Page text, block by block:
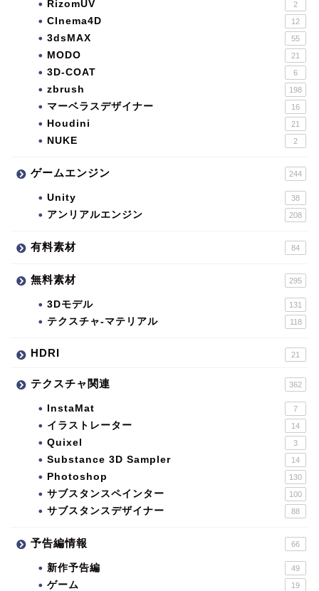
RizomUV 2
CInema4D 12
3dsMAX 55
MODO 21
3D-COAT 6
zbrush 198
マーベラスデザイナー 16
Houdini 21
NUKE 2
ゲームエンジン 244
Unity 38
アンリアルエンジン 208
有料素材 84
無料素材 295
3Dモデル 131
テクスチャ-マテリアル 118
HDRI 21
テクスチャ関連 362
InstaMat 7
イラストレーター 14
Quixel 3
Substance 3D Sampler 14
Photoshop 130
サブスタンスペインター 100
サブスタンスデザイナー 88
予告編情報 66
新作予告編 49
ゲーム 19